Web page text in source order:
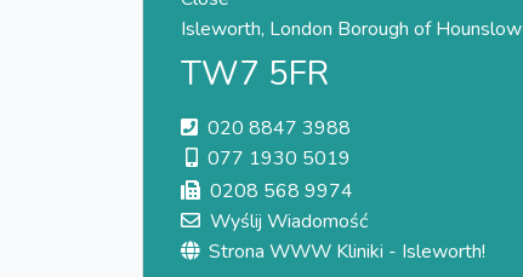
Isleworth, London Borough of Hounslow
TW7 5FR
020 8847 3988
077 1930 5019
0208 568 9974
Wyślij Wiadomość
Strona WWW Kliniki - Isleworth!